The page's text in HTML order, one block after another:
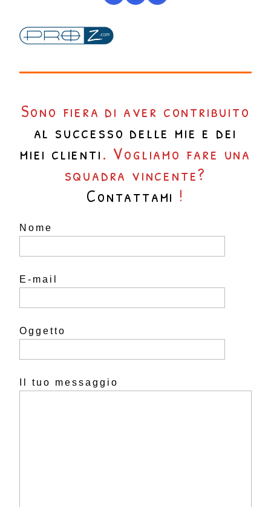
Sono fiera di aver contribuito
al successo delle mie e dei
miei clienti. Vogliamo fare una
squadra vincente?
Contattami !
Nome
E-mail
Oggetto
Il tuo messaggio